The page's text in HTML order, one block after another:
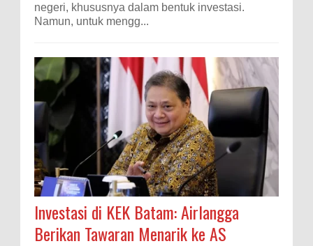
negeri, khususnya dalam bentuk investasi.
Namun, untuk mengg...
Investasi di KEK Batam: Airlangga
Berikan Tawaran Menarik ke AS